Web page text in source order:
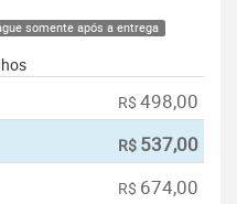
somente após a entrega
R$ 498,00
R$ 537,00
R$ 674,00